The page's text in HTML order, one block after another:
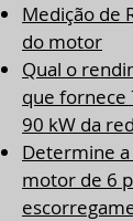
Medição de
do motor
Qual o
que fornece
90 kW da
Determine
motor de 6